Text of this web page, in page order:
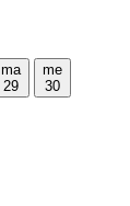
ma
29
me
30